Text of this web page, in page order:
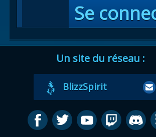
Se
Un site du réseau :
BlizzSpirit